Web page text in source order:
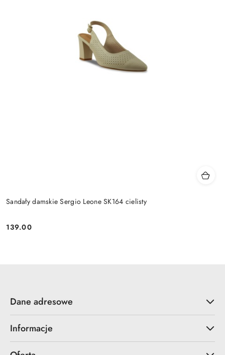
Sandały damskie Sergio Leone SK164 cielisty
Cena:
139.00
Dane adresowe
Informacje